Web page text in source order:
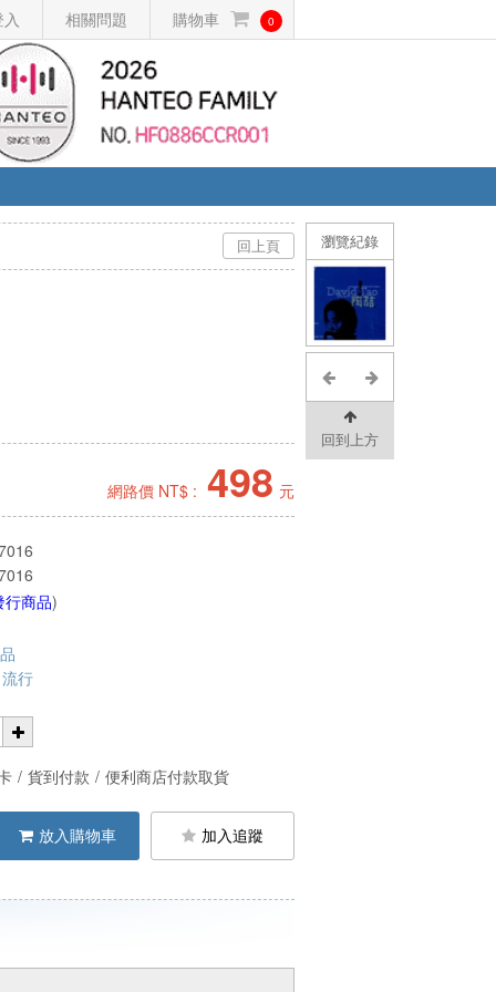
相關問題 購物車 0
瀏覽紀錄
回到上方
回上頁
網路價 NT$ : 498 元
行商品)
流行
/ 貨到付款 / 便利商店付款取貨
放入購物車 加入追蹤